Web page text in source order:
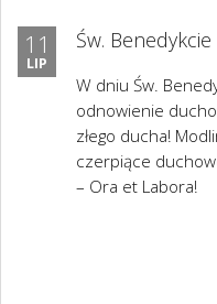
11
LIP
Św.
W dniu Św.
odnowienie
złego ducha!
czerpiące
– Ora et Labora!